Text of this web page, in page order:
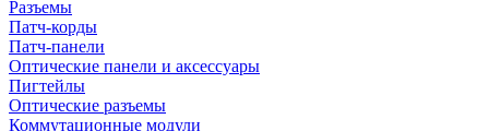
Разъемы
Патч-корды
Патч-панели
Оптические панели и аксессуары
Пигтейлы
Оптические разъемы
Коммутационные модули